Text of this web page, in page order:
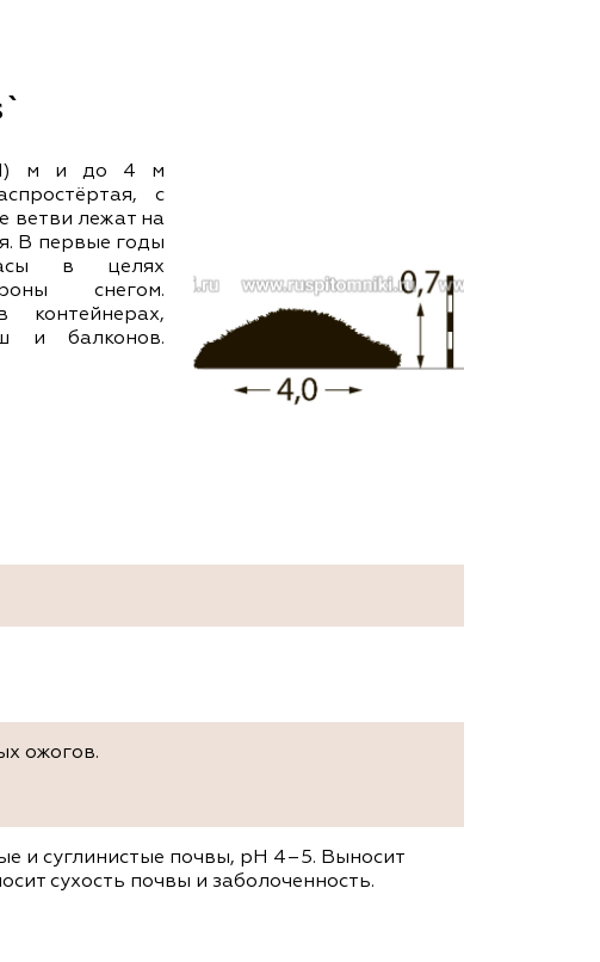
(1) м и до 4 м
с
ветви лежат на
В первые годы
в целях
снегом.
и балконов.
ожогов.
и суглинистые почвы, рН 4–5. Выносит
сухость почвы и заболоченность.